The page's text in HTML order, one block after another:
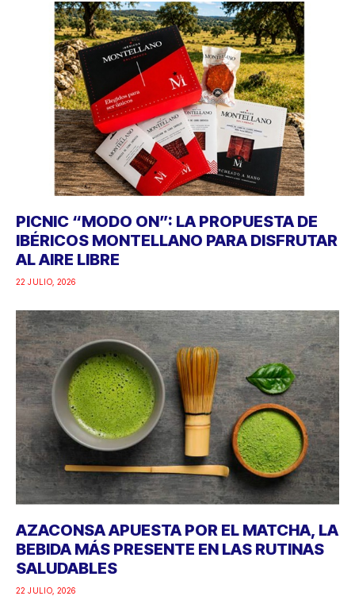
PICNIC “MODO ON”: LA PROPUESTA DE
IBÉRICOS MONTELLANO PARA DISFRUTAR
AL AIRE LIBRE
22 JULIO, 2026
AZACONSA APUESTA POR EL MATCHA, LA
BEBIDA MÁS PRESENTE EN LAS RUTINAS
SALUDABLES
22 JULIO, 2026